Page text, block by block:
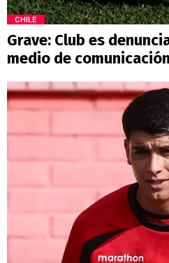
CHILE
Grave: Club es
medio de comunicación